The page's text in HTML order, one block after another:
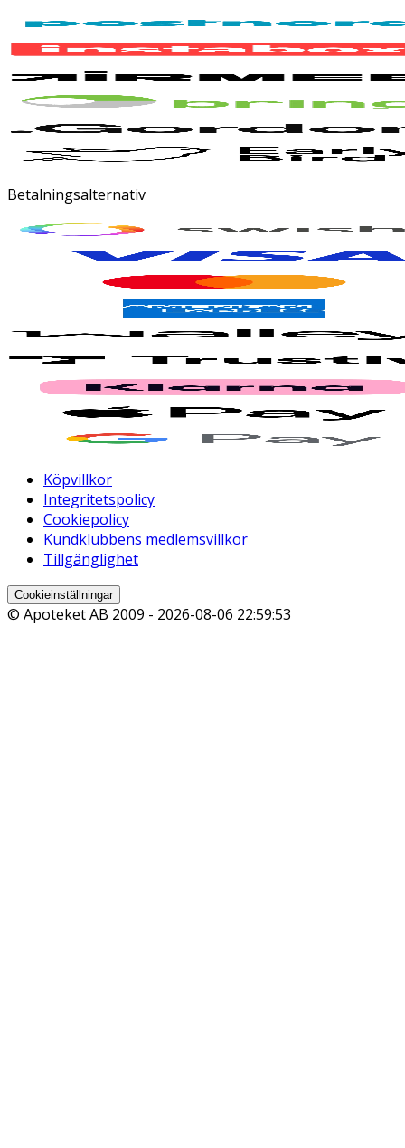
Betalningsalternativ
Köpvillkor
Integritetspolicy
Cookiepolicy
Kundklubbens medlemsvillkor
Tillgänglighet
Cookieinställningar
© Apoteket AB 2009 - 2026-08-06 22:59:53